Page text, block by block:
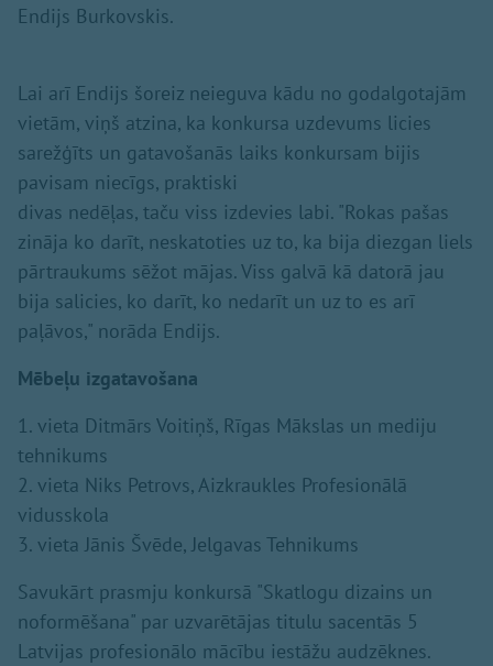
Endijs Burkovskis.
Lai arī Endijs šoreiz neieguva kādu no godalgotajām
vietām, viņš atzina, ka konkursa uzdevums licies
sarežģīts un gatavošanās laiks konkursam bijis
pavisam niecīgs, praktiski
divas nedēļas, taču viss izdevies labi. "Rokas pašas
zināja ko darīt, neskatoties uz to, ka bija diezgan liels
pārtraukums sēžot mājas. Viss galvā kā datorā jau
bija salicies, ko darīt, ko nedarīt un uz to es arī
paļāvos," norāda Endijs.
Mēbeļu izgatavošana
1. vieta Ditmārs Voitiņš, Rīgas Mākslas un mediju
tehnikums
2. vieta Niks Petrovs, Aizkraukles Profesionālā
vidusskola
3. vieta Jānis Švēde, Jelgavas Tehnikums
Savukārt prasmju konkursā "Skatlogu dizains un
noformēšana" par uzvarētājas titulu sacentās 5
Latvijas profesionālo mācību iestāžu audzēknes.